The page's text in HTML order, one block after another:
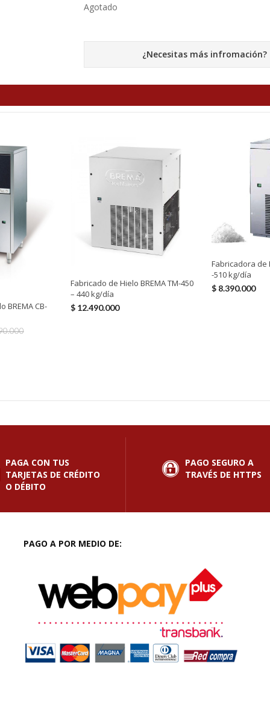
Agotado
¿Necesitas más infromación?
BREMA CB-
Fabricado de Hielo BREMA TM-450
– 440 kg/día
$ 12.490.000
Fabricadora de
-510 kg/día
$8.390.000
PAGA CON TUS
TARJETAS DE CRÉDITO
O DÉBITO
PAGO SEGURO A
TRAVÉS DE HTTPS
PAGO A POR MEDIO DE: